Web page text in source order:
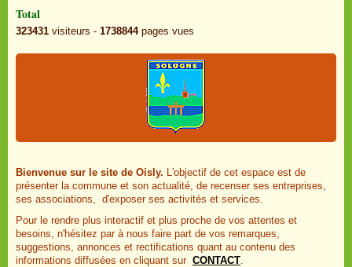
Total
323431 visiteurs - 1738844pages vues
Bienvenue sur le site de Oisly. L'objectif de cet espace est de
présenter la commune et son actualité, de recenser ses entreprises,
ses associations, d'exposer ses activités et services.
Pour le rendre plus interactif et plus proche de vos attentes et
besoins, n'hésitez par à nous faire part de vos remarques,
suggestions, annonces et rectifications quant au contenu des
informations diffusées en cliquant sur CONTACT.